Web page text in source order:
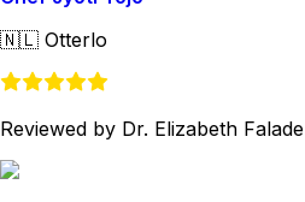
🇳🇱 Otterlo
Reviewed by Dr. Elizabeth Falade